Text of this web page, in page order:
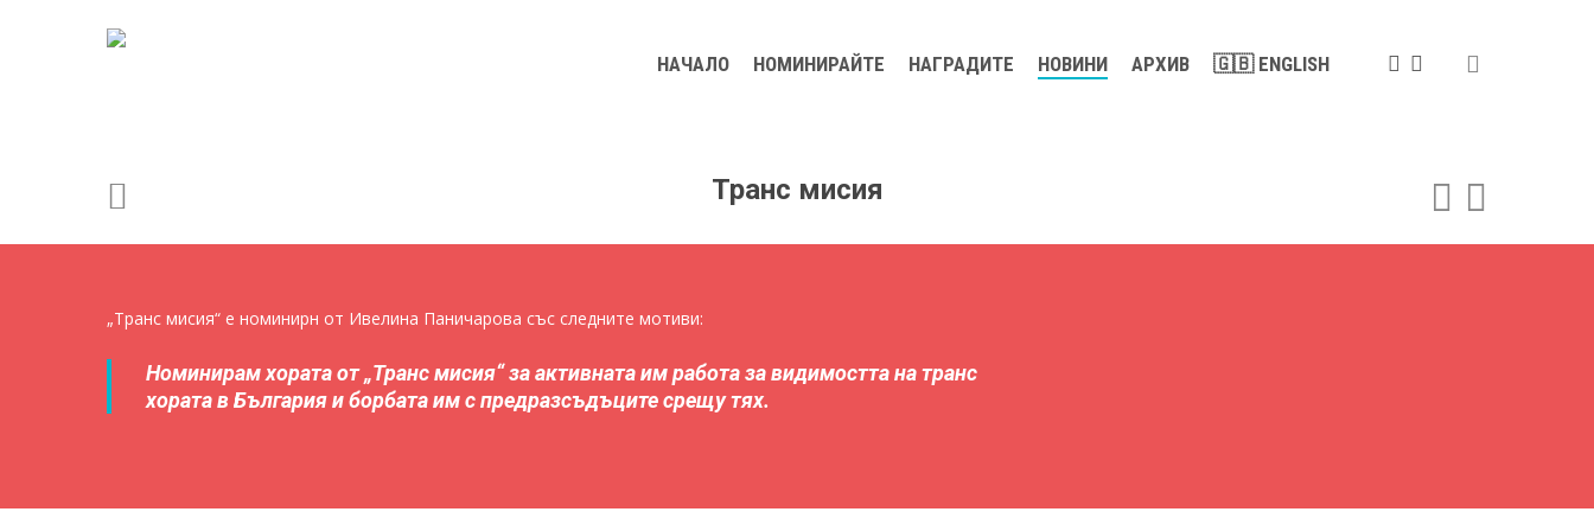
Натиснете Enter, за да търсите, или ESC, за да затворите
НАЧАЛО НОМИНИРАЙТЕ НАГРАДИТЕ НОВИНИ АРХИВ 🇬🇧 ENGLISH FACEBOOK
YOUTUBE
Транс мисия
„Транс мисия“ е номинирн от Ивелина Паничарова със следните мотиви:
Номинирам хората от „Транс мисия“ за активната им работа за видимостта на транс
хората в България и борбата им с предразсъдъците срещу тях.